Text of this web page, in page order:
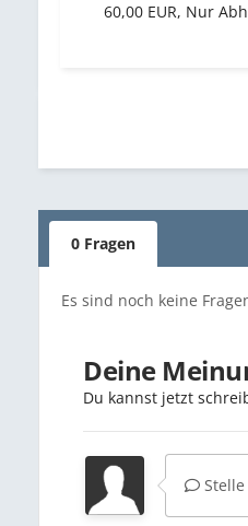
60,00 EUR, Nur
0 Fragen
Es sind noch keine
Deine
Du kannst jetzt